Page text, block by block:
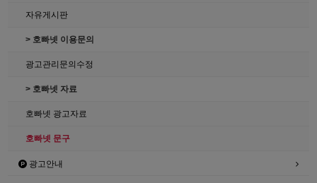
자유게시판
> 호빠넷 이용문의
광고관리문의수정
> 호빠넷 자료
호빠넷 광고자료
호빠넷 문구
광고안내